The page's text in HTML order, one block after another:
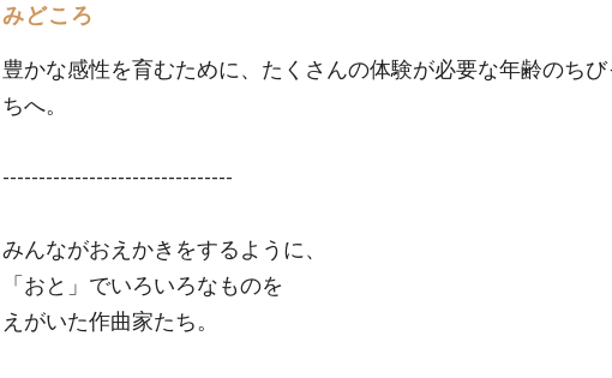
みどころ
豊かな感性を育むために、たくさんの体験が必要な年齢のち
ちへ。
--------------------------------
みんながおえかきをするように、
「おと」でいろいろなものを
えがいた作曲家たち。